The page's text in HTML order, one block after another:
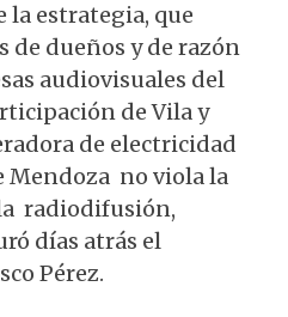
la estrategia, que
de dueños y de razón
audiovisuales del
de Vila y
de electricidad
Mendoza no viola la
radiodifusión,
días atrás el
Pérez.